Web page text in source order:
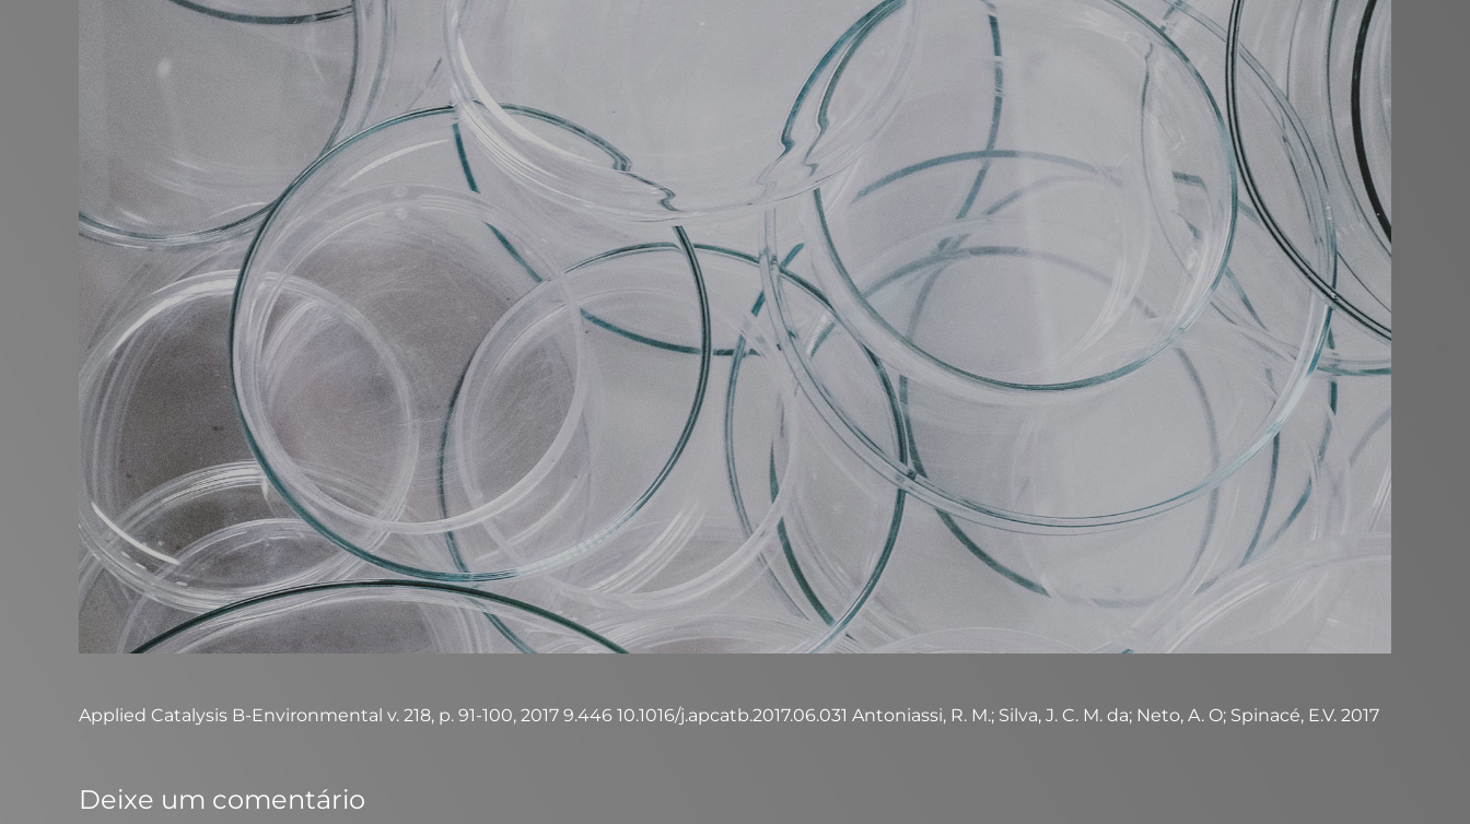
Applied Catalysis B-Environmental v. 218, p. 91-100, 2017 9.446 10.1016/j.apcatb.2017.06.031 Antoniassi, R. M.; Silva, J. C. M. da; Neto, A. O; Spinacé, E.V. 2017
Deixe um comentário